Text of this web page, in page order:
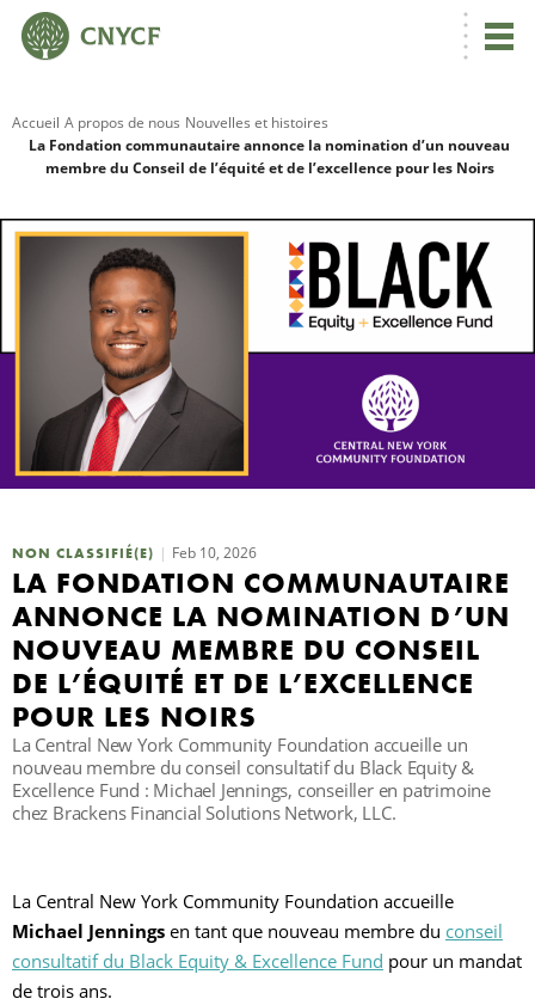
Accueil A propos de nous Nouvelles et histoires
La Fondation communautaire annonce la nomination d’un nouveau
membre du Conseil de l’équité et de l’excellence pour les Noirs
NON CLASSIFIÉ(E) Feb 10, 2026
LA FONDATION COMMUNAUTAIRE
ANNONCE LA NOMINATION D’UN
NOUVEAU MEMBRE DU CONSEIL
DE L’ÉQUITÉ ET DE L’EXCELLENCE
POUR LES NOIRS
La Central New York Community Foundation accueille un
nouveau membre du conseil consultatif du Black Equity &
Excellence Fund : Michael Jennings, conseiller en patrimoine
chez Brackens Financial Solutions Network, LLC.
La Central New York Community Foundation accueille
Michael Jennings en tant que nouveau membre du conseil
consultatif du Black Equity & Excellence Fund pour un mandat
de trois ans.